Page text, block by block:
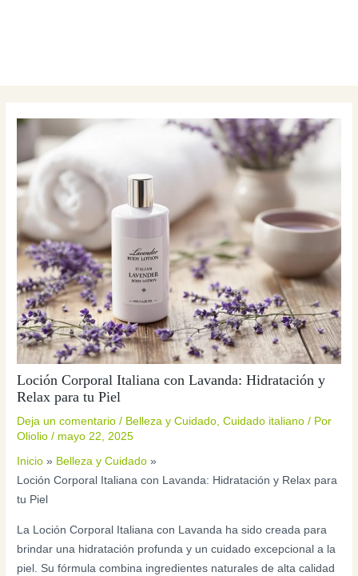
Loción Corporal Italiana con Lavanda: Hidratación y
Relax para tu Piel
Deja un comentario / Belleza y Cuidado,Cuidado italiano / Por
Oliolio/ mayo 22, 2025
Inicio
Belleza y Cuidado
Loción Corporal Italiana con Lavanda: Hidratación y Relax para
tu Piel
La Loción Corporal Italiana con Lavanda ha sido creada para
brindar una hidratación profunda y un cuidado excepcional a la
piel. Su fórmula combina ingredientes naturales de alta calidad